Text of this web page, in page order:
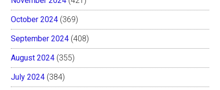
October 2024 (369)
September 2024 (408)
August 2024 (355)
July 2024 (384)